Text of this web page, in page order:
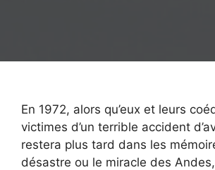
En 1972, alors qu’eux et leurs
victimes d’un terrible accident
restera plus tard dans les
désastre ou le miracle des